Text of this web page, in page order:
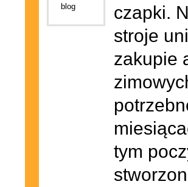
czapki.
stroje
zakupie
tym